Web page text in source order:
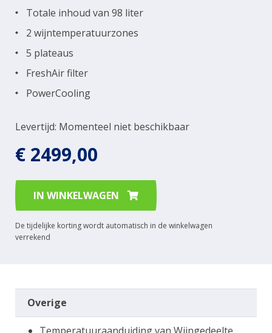
Levertijd: Momenteel niet beschikbaar
Totale inhoud van 98 liter
2 wijntemperatuurzones
5 plateaus
FreshAir filter
PowerCooling
€ 2499,00
IN WINKELWAGEN
De tijdelijke korting wordt automatisch in de winkelwagen
verrekend
Overige